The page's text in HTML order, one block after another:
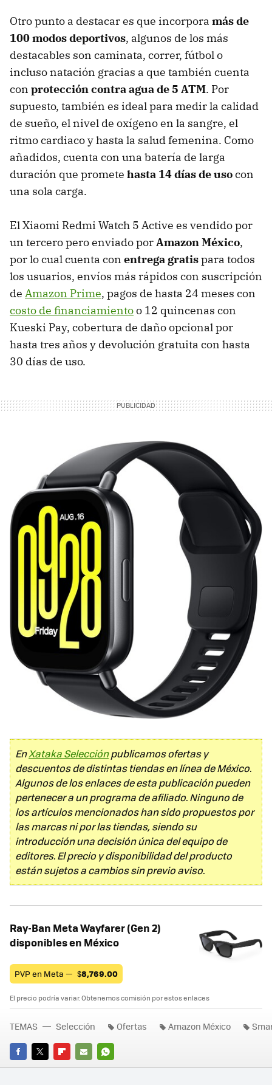
Otro punto a destacar es que incorpora más de
100 modos deportivos, algunos de los más
destacables son caminata, correr, fútbol o
incluso natación gracias a que también cuenta
con protección contra agua de 5 ATM. Por
supuesto, también es ideal para medir la calidad
de sueño, el nivel de oxígeno en la sangre, el
ritmo cardiaco y hasta la salud femenina. Como
añadidos, cuenta con una batería de larga
duración que promete hasta 14 días de usocon
una sola carga.
El Xiaomi Redmi Watch 5 Active es vendido por
un tercero pero enviado porAmazon México,
por lo cual cuenta con entrega gratispara todos
los usuarios, envíos más rápidos con suscripción
de Amazon Prime, pagos de hasta 24 meses con
costo de financiamientoo 12 quincenas con
Kueski Pay, cobertura de daño opcional por
hasta tres años y devolución gratuita con hasta
30 días de uso.
EnXataka Selecciónpublicamos ofertas y
descuentos de distintas tiendas en línea de México.
Algunos de los enlaces de esta publicación pueden
pertenecer a un programa de afiliado. Ninguno de
los artículos mencionados han sido propuestos por
las marcas ni por las tiendas, siendo su
introducción una decisión única del equipo de
editores. El precio y disponibilidad del producto
están sujetos a cambios sin previo aviso.
Ray-Ban Meta Wayfarer (Gen 2)
disponibles en México
PVP en Meta — $8,769.00
El precio podría variar. Obtenemos comisión por estos enlaces
FACEBOOK
TWITTERFLIPBOARD
E-
WHATSAPP
TEMAS Selección Ofertas Amazon México